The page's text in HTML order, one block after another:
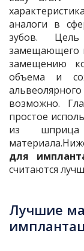
аналоги в
зубов.
замещающего
замещению
объема и
возможно.
простое
из шприца
для
считаются
Лучшие